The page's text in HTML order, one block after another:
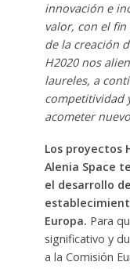
innovación e
valor, con el
de la creación
H2020 nos
laureles, a
competitividad
acometer
Los proyectos
Alenia Space
el desarrollo
Europa. Para
significativo y
a la Comisión